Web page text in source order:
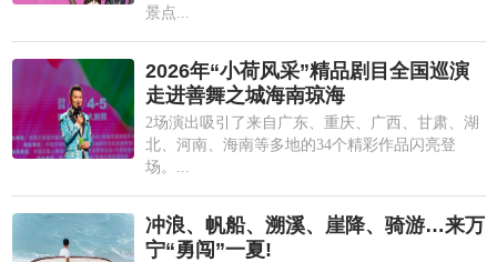
景点...
2026年“小荷风采”精品剧目全国巡演
走进善舞之城海南琼海
2场演出吸引了来自广东、重庆、广西、甘肃、湖
北、河南、海南等多地的34个精彩作品闪亮登
场。...
冲浪、帆船、溯溪、崖降、骑游…来万
宁“勇闯”一夏!